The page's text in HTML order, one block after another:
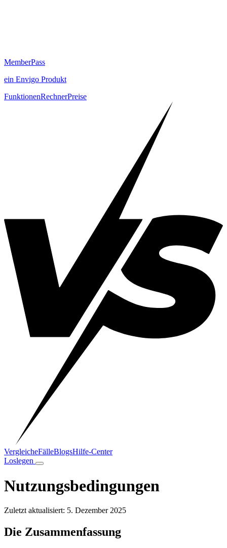
MemberPass
ein Envigo Produkt
FunktionenRechnerPreise
VergleicheFälleBlogsHilfe-Center
Loslegen
Nutzungsbedingungen
Zuletzt aktualisiert: 5. Dezember 2025
Die Zusammenfassung